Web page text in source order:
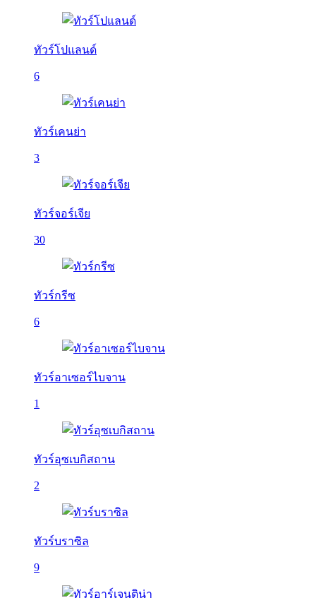
ทัวร์โปแลนด์
6
ทัวร์เคนย่า
3
ทัวร์จอร์เจีย
30
ทัวร์กรีซ
6
ทัวร์อาเซอร์ไบจาน
1
ทัวร์อุซเบกิสถาน
2
ทัวร์บราซิล
9